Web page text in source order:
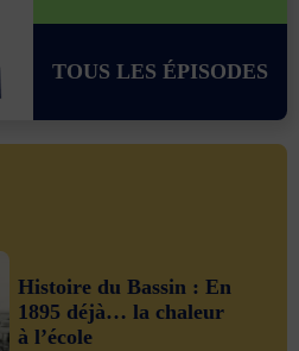
TOUS LES ÉPISODES
Histoire du Bassin : En
1895 déjà… la chaleur
à l’école